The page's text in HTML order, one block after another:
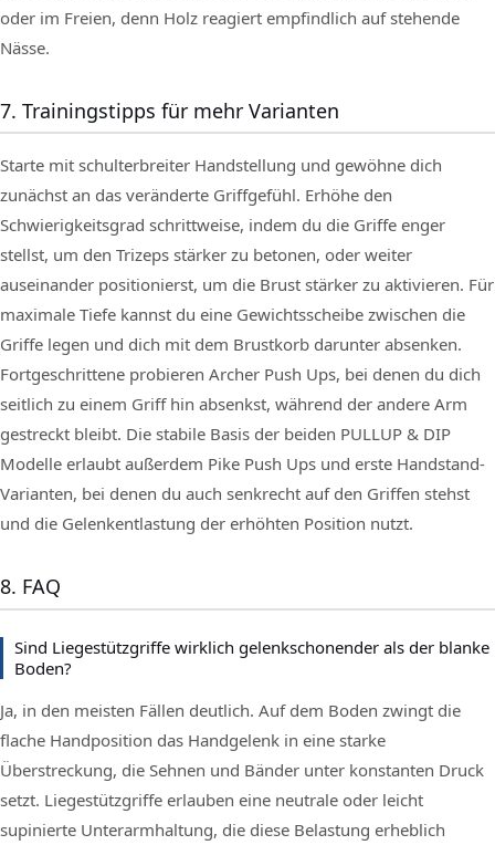
oder im Freien, denn Holz reagiert empfindlich auf stehende
Nässe.
7. Trainingstipps für mehr Varianten
Starte mit schulterbreiter Handstellung und gewöhne dich
zunächst an das veränderte Griffgefühl. Erhöhe den
Schwierigkeitsgrad schrittweise, indem du die Griffe enger
stellst, um den Trizeps stärker zu betonen, oder weiter
auseinander positionierst, um die Brust stärker zu aktivieren. Für
maximale Tiefe kannst du eine Gewichtsscheibe zwischen die
Griffe legen und dich mit dem Brustkorb darunter absenken.
Fortgeschrittene probieren Archer Push Ups, bei denen du dich
seitlich zu einem Griff hin absenkst, während der andere Arm
gestreckt bleibt. Die stabile Basis der beiden PULLUP & DIP
Modelle erlaubt außerdem Pike Push Ups und erste Handstand-
Varianten, bei denen du auch senkrecht auf den Griffen stehst
und die Gelenkentlastung der erhöhten Position nutzt.
8. FAQ
Sind Liegestützgriffe wirklich gelenkschonender als der blanke
Boden?
Ja, in den meisten Fällen deutlich. Auf dem Boden zwingt die
flache Handposition das Handgelenk in eine starke
Überstreckung, die Sehnen und Bänder unter konstanten Druck
setzt. Liegestützgriffe erlauben eine neutrale oder leicht
supinierte Unterarmhaltung, die diese Belastung erheblich